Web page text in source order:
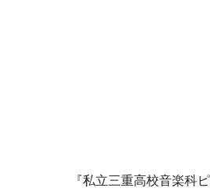
『私立三重高校音楽科